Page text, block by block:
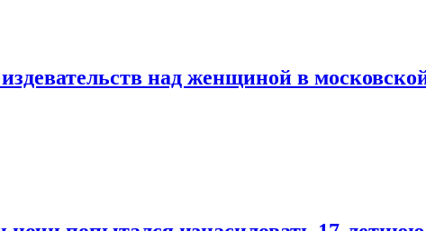
над женщиной в